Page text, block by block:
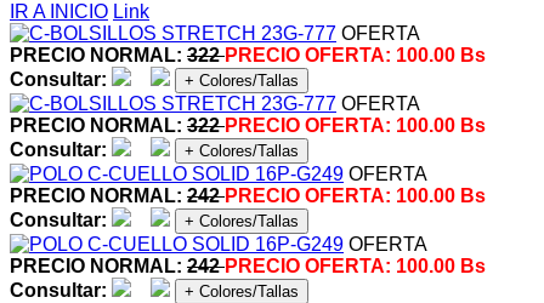
IR A INICIO Link
OFERTA
PRECIO NORMAL: 322PRECIO OFERTA: 100.00 Bs
Consultar:
+ Colores/Tallas
OFERTA
PRECIO NORMAL: 322PRECIO OFERTA: 100.00 Bs
Consultar:
+ Colores/Tallas
OFERTA
PRECIO NORMAL: 242PRECIO OFERTA: 100.00 Bs
Consultar:
+ Colores/Tallas
OFERTA
PRECIO NORMAL: 242PRECIO OFERTA: 100.00 Bs
Consultar:
+ Colores/Tallas